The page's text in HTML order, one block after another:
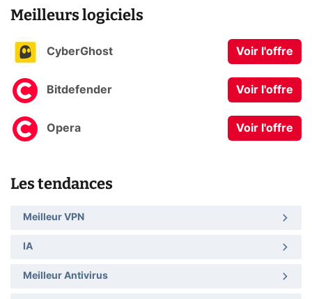
Meilleurs logiciels
CyberGhost Voir l'offre
Bitdefender Voir l'offre
Opera Voir l'offre
Les tendances
Meilleur VPN
IA
Meilleur Antivirus